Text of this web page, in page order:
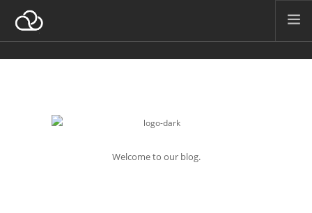
Welcome to our blog.